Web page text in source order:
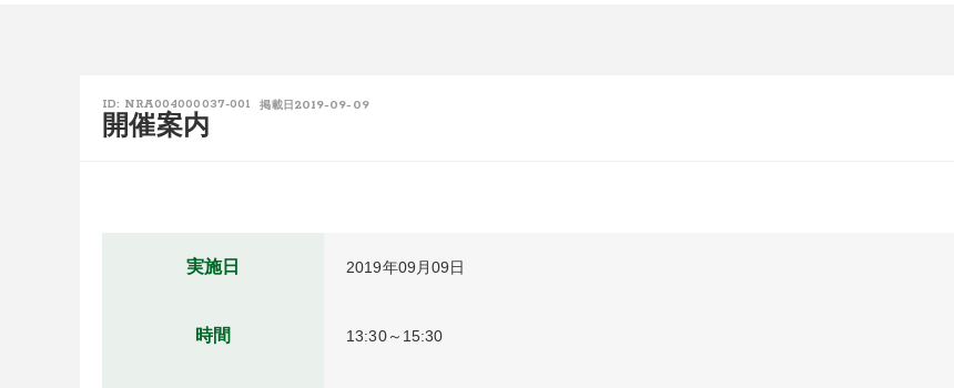
ID: NRA004000037-001 掲載日 2019-09-09
開催案内
実施日 2019年09月09日
時間 13:30～15:30